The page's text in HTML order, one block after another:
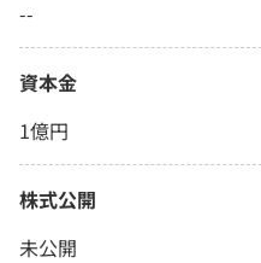
--
資本金
1億円
株式公開
未公開